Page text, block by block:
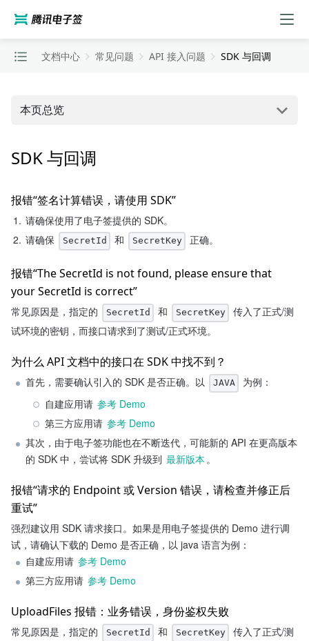
文档中心 常见问题 API 接入问题 SDK 与回调
本页总览
SDK 与回调
报错“签名计算错误，请使用 SDK”
1. 请确保使用了电子签提供的 SDK。
2. 请确保 SecretId 和 SecretKey 正确。
报错“The SecretId is not found, please ensure that
your SecretId is correct”
常见原因是，指定的 SecretId 和 SecretKey
传入了正式/测
试环境的密钥，而接口请求到了测试/正式环境。
为什么 API 文档中的接口在 SDK 中找不到？
首先，需要确认引入的 SDK 是否正确。以 JAVA
为例：
自建应用请 参考 Demo
第三方应用请 参考 Demo
其次，由于电子签功能也在不断迭代，可能新的 API 在更高版本
的 SDK 中，尝试将 SDK 升级到 最新版本 。
报错“请求的 Endpoint 或 Version 错误，请检查并修正后
重试”
强烈建议用 SDK 请求接口。如果是用电子签提供的 Demo 进行调
试，请确认下载的 Demo 是否正确，以 java 语言为例：
自建应用请 参考 Demo
第三方应用请 参考 Demo
UploadFiles 报错：业务错误，身份鉴权失败
常见原因是，指定的 SecretId 和 SecretKey
传入了正式/测